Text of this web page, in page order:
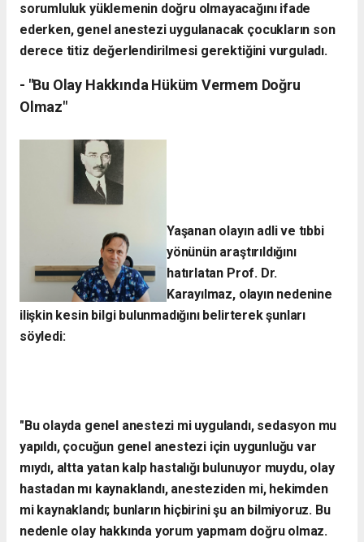
sorumluluk yüklemenin doğru olmayacağını ifade
ederken, genel anestezi uygulanacak çocukların son
derece titiz değerlendirilmesi gerektiğini vurguladı.
- "Bu Olay Hakkında Hüküm Vermem Doğru
Olmaz"
Yaşanan olayın adli ve tıbbi
yönünün araştırıldığını
hatırlatan Prof. Dr.
Karayılmaz, olayın nedenine
ilişkin kesin bilgi bulunmadığını belirterek şunları
söyledi:
"Bu olayda genel anestezi mi uygulandı, sedasyon mu
yapıldı, çocuğun genel anestezi için uygunluğu var
mıydı, altta yatan kalp hastalığı bulunuyor muydu, olay
hastadan mı kaynaklandı, anesteziden mi, hekimden
mi kaynaklandı; bunların hiçbirini şu an bilmiyoruz. Bu
nedenle olay hakkında yorum yapmam doğru olmaz.